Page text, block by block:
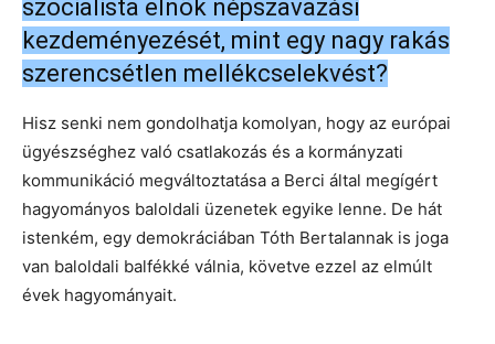
szocialista elnök népszavazási
kezdeményezését, mint egy nagy rakás
szerencsétlen mellékcselekvést?
Hisz senki nem gondolhatja komolyan, hogy az európai
ügyészséghez való csatlakozás és a kormányzati
kommunikáció megváltoztatása a Berci által megígért
hagyományos baloldali üzenetek egyike lenne. De hát
istenkém, egy demokráciában Tóth Bertalannak is joga
van baloldali balfékké válnia, követve ezzel az elmúlt
évek hagyományait.